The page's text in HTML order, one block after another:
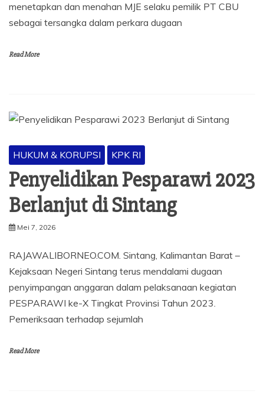
menetapkan dan menahan MJE selaku pemilik PT CBU
sebagai tersangka dalam perkara dugaan
Read More
HUKUM & KORUPSI KPK RI
Penyelidikan Pesparawi 2023
Berlanjut di Sintang
Mei 7, 2026
RAJAWALIBORNEO.COM. Sintang, Kalimantan Barat –
Kejaksaan Negeri Sintang terus mendalami dugaan
penyimpangan anggaran dalam pelaksanaan kegiatan
PESPARAWI ke-X Tingkat Provinsi Tahun 2023.
Pemeriksaan terhadap sejumlah
Read More